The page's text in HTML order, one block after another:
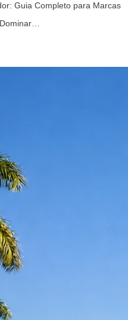
Guia Completo para Marcas